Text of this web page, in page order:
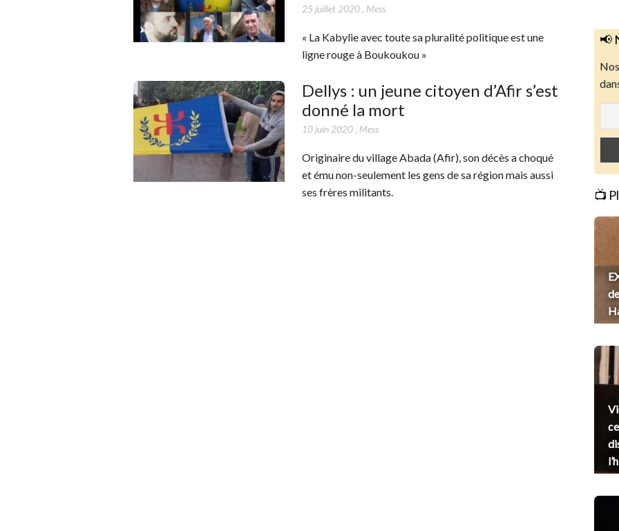
25 juillet 2020, Mess
« La Kabylie avec toute sa pluralité politique est une
ligne rouge à Boukoukou »
Dellys : un jeune citoyen d’Afir s’est
donné la mort
10 juin 2020, Mess
Originaire du village Abada (Afir), son décès a choqué
et ému non-seulement les gens de sa région mais aussi
ses frères militants.
📢
📺